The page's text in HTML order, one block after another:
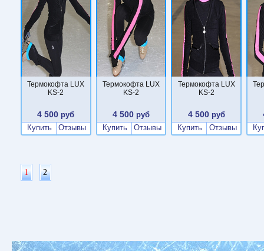
Термокофта LUX
KS-2
4 500 руб
Купить
Отзывы
Термокофта LUX
KS-2
4 500 руб
Купить
Отзывы
Термокофта LUX
KS-2
4 500руб
Купить
Отзывы
1 2